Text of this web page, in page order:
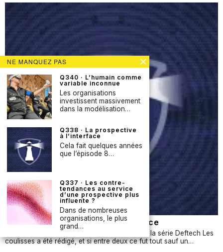
Q338 · La prospective à l’interface
Cela fait quelques années que l’épisode 8 de la série Deftech Les
coulisses a été rédigé, et si entre deux ce fut tout sauf un…
NE MANQUEZ PAS
Q340 · L’humain comme
variable inconnue
Les organisations
investissent massivement
dans la modélisation…
Q338 · La prospective
à l’interface
Cela fait quelques années
que l’épisode 8…
Q337 · Les contre-
tendances au service
d’une prospective plus
influente ?
Dans de nombreuses
organisations, le plus
grand…